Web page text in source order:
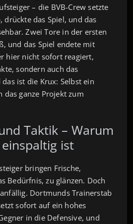
– die BVB-Crew setzte
drückte das Spiel, und das
Zwei Tore in der ersten
und das Spiel endete mit
hier nicht sofort reagiert,
sondern auch das
ist die Krux: Selbst ein
das ganze Projekt zum
Taktik – Warum
ist
bringen Frische,
Bedürfnis, zu glänzen. Doch
Dortmunds Trainerstab
sofort auf ein hohes
in die Defensive, und